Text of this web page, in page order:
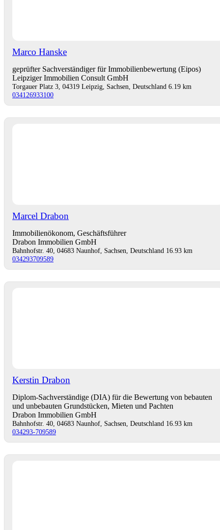
Marco Hanske
geprüfter Sachverständiger für Immobilienbewertung (Eipos)
Leipziger Immobilien Consult GmbH
Torgauer Platz 3, 04319 Leipzig, Sachsen, Deutschland 6.19 km
034126933100
Marcel Drabon
Immobilienökonom, Geschäftsführer
Drabon Immobilien GmbH
Bahnhofstr. 40, 04683 Naunhof, Sachsen, Deutschland 16.93 km
034293709589
Kerstin Drabon
Diplom-Sachverständige (DIA) für die Bewertung von bebauten
und unbebauten Grundstücken, Mieten und Pachten
Drabon Immobilien GmbH
Bahnhofstr. 40, 04683 Naunhof, Sachsen, Deutschland 16.93 km
034293-709589